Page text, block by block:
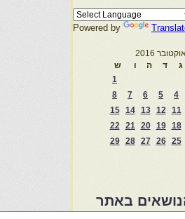
Powered by
אוקטובר 2016
ג ד ה ו
ש
1
4
5
6
7
8
11
12
13
14
15
18
19
20
21
22
25
26
27
28
29
באתר